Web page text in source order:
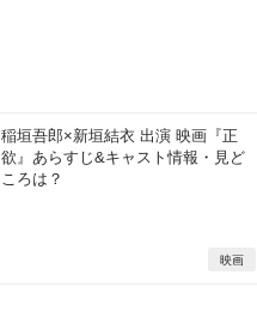
稲垣吾郎×新垣結衣 出演 映画『正
欲』あらすじ&キャスト情報・見ど
ころは？
映画